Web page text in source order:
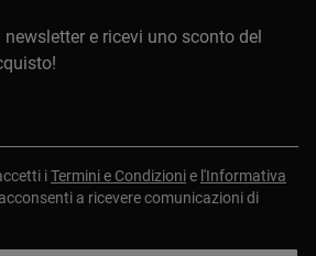
e ricevi uno sconto del
iTermini e Condizionie l'Informativa
a ricevere comunicazioni di